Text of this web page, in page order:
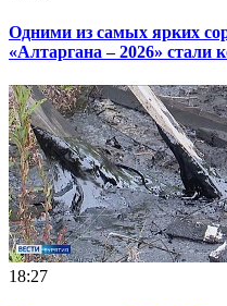
Одними из самых ярких
«Алтаргана – 2026» стали
18:27